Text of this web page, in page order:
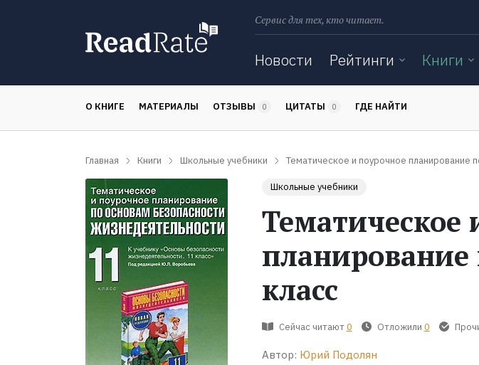
Сервис для тех, кто читает.
Новости Рейтинги Книги
О КНИГЕ МАТЕРИАЛЫ ОТЗЫВЫ 0 ЦИТАТЫ 0 ГДЕ НАЙТИ
Главная Книги Школьные учебники Тематическое и поурочное планирование
Школьные учебники
Тематическое
класс
Сейчас читают 0 Отложили 0
Автор: Юрий Подолян